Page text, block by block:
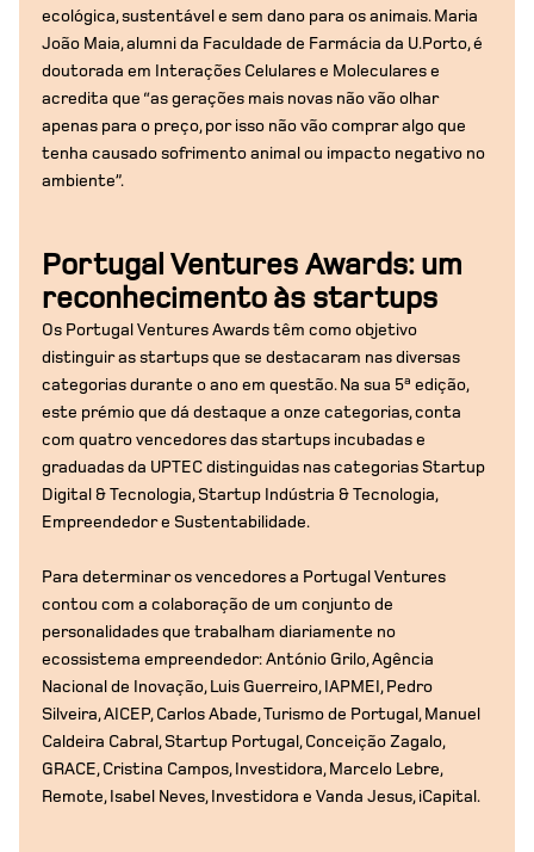
ecológica, sustentável e sem dano para os animais. Maria
João Maia, alumni da Faculdade de Farmácia da U.Porto, é
doutorada em Interações Celulares e Moleculares e
acredita que “as gerações mais novas não vão olhar
apenas para o preço, por isso não vão comprar algo que
tenha causado sofrimento animal ou impacto negativo no
ambiente”.
Portugal Ventures Awards: um
reconhecimento às startups
Os Portugal Ventures Awards têm como objetivo
distinguir as startups que se destacaram nas diversas
categorias durante o ano em questão. Na sua 5ª edição,
este prémio que dá destaque a onze categorias, conta
com quatro vencedores das startups incubadas e
graduadas da UPTEC distinguidas nas categorias Startup
Digital & Tecnologia, Startup Indústria & Tecnologia,
Empreendedor e Sustentabilidade.
Para determinar os vencedores a Portugal Ventures
contou com a colaboração de um conjunto de
personalidades que trabalham diariamente no
ecossistema empreendedor: António Grilo, Agência
Nacional de Inovação, Luis Guerreiro, IAPMEI, Pedro
Silveira, AICEP, Carlos Abade, Turismo de Portugal, Manuel
Caldeira Cabral, Startup Portugal, Conceição Zagalo,
GRACE, Cristina Campos, Investidora, Marcelo Lebre,
Remote, Isabel Neves, Investidora e Vanda Jesus, iCapital.